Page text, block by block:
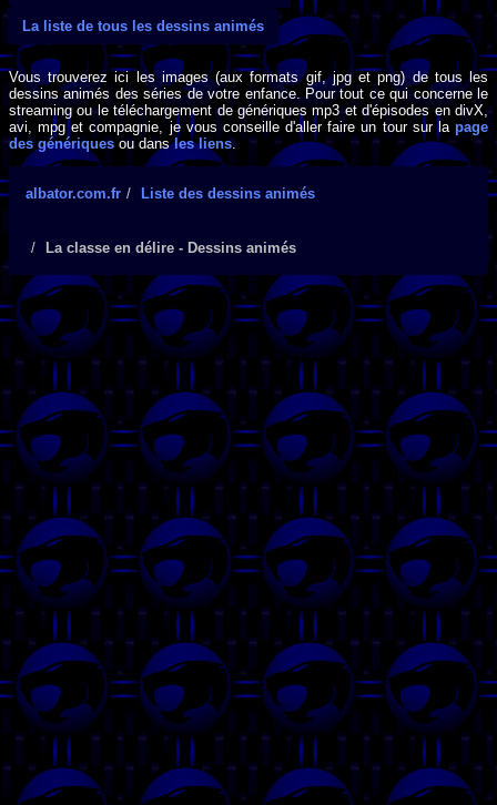
La liste de tous les dessins animés
Vous trouverez ici les images (aux formats gif, jpg et png) de tous les
dessins animés des séries de votre enfance. Pour tout ce qui concerne le
streaming ou le téléchargement de génériques mp3 et d'épisodes en divX,
avi, mpg et compagnie, je vous conseille d'aller faire un tour sur la page
des génériques ou dansles liens.
albator.com.fr Liste des dessins animés
La classe en délire - Dessins animés